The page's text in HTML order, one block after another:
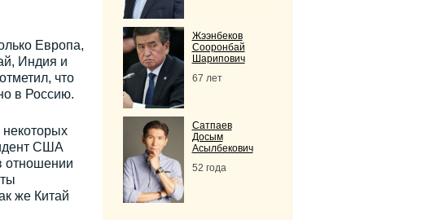
Европа,
Индия и
что
в Россию.
США
отношении
же Китай
Жээнбеков
Сооронбай
Шарипович
67 лет
Сатпаев
Досым
Асылбекович
52 года